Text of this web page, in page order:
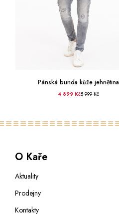
Pánská bunda kůže jehnětina
4 899 Kč5 999 Kč
O Kaře
Aktuality
Prodejny
Kontakty